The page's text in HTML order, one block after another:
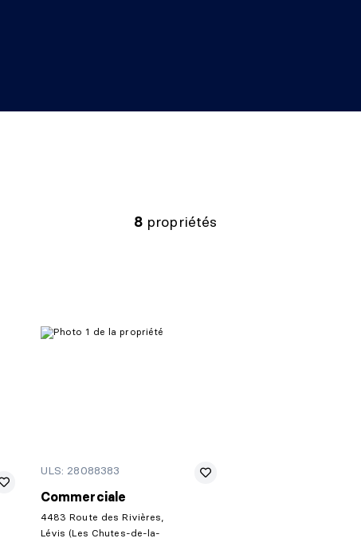
8 propriétés
ULS: 28088383
Commerciale
4483 Route des Rivières,
Lévis (Les Chutes-de-la-